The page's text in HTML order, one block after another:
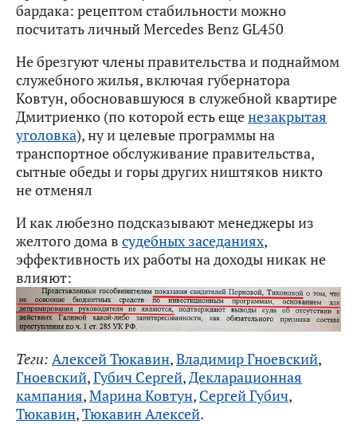
бардака: рецептом стабильности можно
посчитать личный Mercedes Benz GL450
Не брезгуют члены правительства и поднаймом
служебного жилья, включая губернатора
Ковтун, обосновавшуюся в служебной квартире
Дмитриенко (по которой есть ещенезакрытая
уголовка), ну и целевые программы на
транспортное обслуживание правительства,
сытные обеды и горы других ништяков никто
не отменял
И как любезно подсказывают менеджеры из
желтого дома в судебных заседаниях,
эффективность их работы на доходы никак не
влияют:
Теги: Алексей Тюкавин,Владимир Гноевский,
Гноевский,Губич Сергей,Декларационная
кампания,Марина Ковтун, Сергей Губич,
Тюкавин,Тюкавин Алексей.